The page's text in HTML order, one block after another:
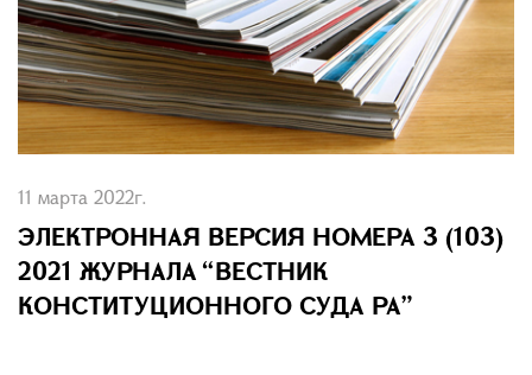
11 марта 2022г.
ЭЛЕКТРОННАЯ ВЕРСИЯ НОМЕРА 3 (103)
2021 ЖУРНАЛА “ВЕСТНИК
КОНСТИТУЦИОННОГО СУДА РА”